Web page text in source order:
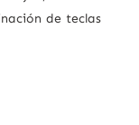
de teclas